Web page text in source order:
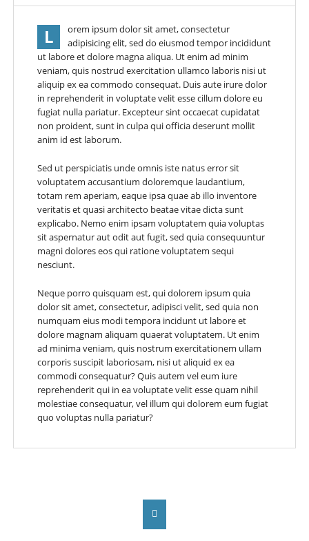
L
orem ipsum dolor sit amet, consectetur
adipisicing elit, sed do eiusmod tempor incididunt
ut labore et dolore magna aliqua. Ut enim ad minim
veniam, quis nostrud exercitation ullamco laboris nisi ut
aliquip ex ea commodo consequat. Duis aute irure dolor
in reprehenderit in voluptate velit esse cillum dolore eu
fugiat nulla pariatur. Excepteur sint occaecat cupidatat
non proident, sunt in culpa qui officia deserunt mollit
anim id est laborum.
Sed ut perspiciatis unde omnis iste natus error sit
voluptatem accusantium doloremque laudantium,
totam rem aperiam, eaque ipsa quae ab illo inventore
veritatis et quasi architecto beatae vitae dicta sunt
explicabo. Nemo enim ipsam voluptatem quia voluptas
sit aspernatur aut odit aut fugit, sed quia consequuntur
magni dolores eos qui ratione voluptatem sequi
nesciunt.
Neque porro quisquam est, qui dolorem ipsum quia
dolor sit amet, consectetur, adipisci velit, sed quia non
numquam eius modi tempora incidunt ut labore et
dolore magnam aliquam quaerat voluptatem. Ut enim
ad minima veniam, quis nostrum exercitationem ullam
corporis suscipit laboriosam, nisi ut aliquid ex ea
commodi consequatur? Quis autem vel eum iure
reprehenderit qui in ea voluptate velit esse quam nihil
molestiae consequatur, vel illum qui dolorem eum fugiat
quo voluptas nulla pariatur?